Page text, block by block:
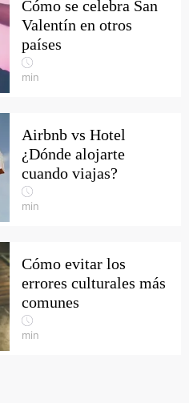
Cómo se celebra San
Valentín en otros
países
min
Airbnb vs Hotel
¿Dónde alojarte
cuando viajas?
min
Cómo evitar los
errores culturales más
comunes
min